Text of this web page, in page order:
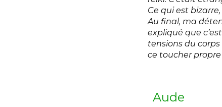
Ce qui est
Au final, ma
expliqué que
tensions du corps
ce toucher propre
Aude